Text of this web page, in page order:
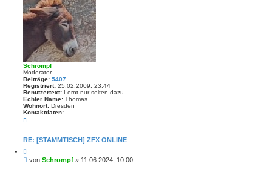
r
o
m
Schrompf
Moderator
Beiträge: 5407
Registriert: 25.02.2009, 23:44
Benutzertext: Lernt nur selten dazu
Echter Name: Thomas
Wohnort: Dresden
Kontaktdaten:
t
t
RE: [STAMMTISCH] ZFX ONLINE
i
t
Bvon Schrompf » 11.06.2024, 10:00